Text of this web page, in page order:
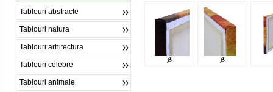
Tablouri abstracte
Tablouri natura
Tablouri arhitectura
Tablouri celebre
Tablouri animale